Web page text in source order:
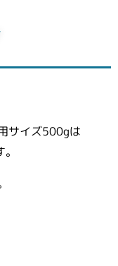
サイズ500gは